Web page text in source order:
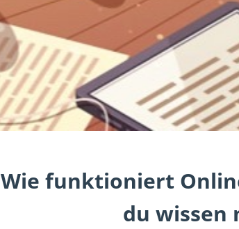
Wie funktioniert
du wissen